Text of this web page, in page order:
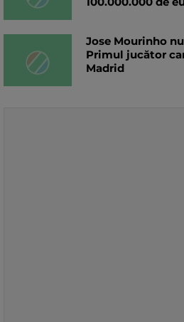
Jose Mourinho
Primul jucător
Madrid